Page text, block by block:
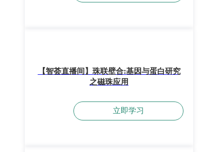
【智荟直播间】珠联壁合:基因与蛋白研究
之磁珠应用
立即学习